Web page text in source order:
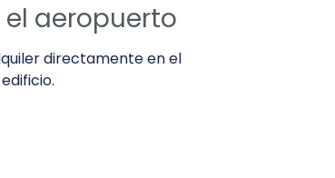
aeropuerto
directamente en el